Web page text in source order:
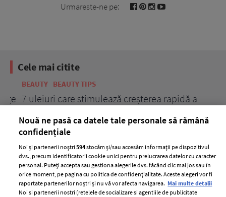
Urmareste-ne pe:
Cele mai citite
BEAUTY BEAUTY TIPS
7 uleiuri care stimulează creșterea rapidă a
Nouă ne pasă ca datele tale personale să rămână
confidențiale
Noi și partenerii noștri594stocăm și/sau accesăm informații pe dispozitivul
dvs., precum identificatorii cookie unici pentru prelucrarea datelor cu caracter
personal. Puteți accepta sau gestiona alegerile dvs. făcând clic mai jos sau în
orice moment, pe pagina cu politica de confidențialitate. Aceste alegeri vor fi
raportate partenerilor noștri și nu vă vor afecta navigarea. Mai multe detalii
Noi si partenerii nostri (retelele de socializare si agentiile de publicitate